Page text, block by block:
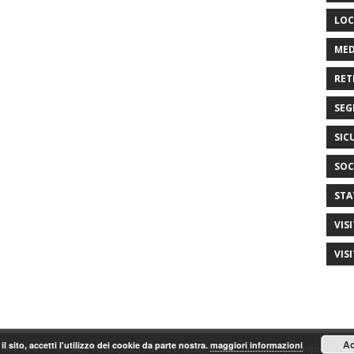
P.IVA/C.F. 97542790585, tutti i diritti riservati. realizzazione by Gianpiero
sito, accetti l'utilizzo dei cookie da parte nostra. maggiori informazioni